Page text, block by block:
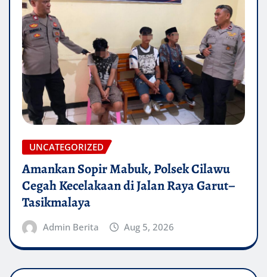
UNCATEGORIZED
Amankan Sopir Mabuk, Polsek Cilawu
Cegah Kecelakaan di Jalan Raya Garut–
Tasikmalaya
Admin Berita Aug 5, 2026